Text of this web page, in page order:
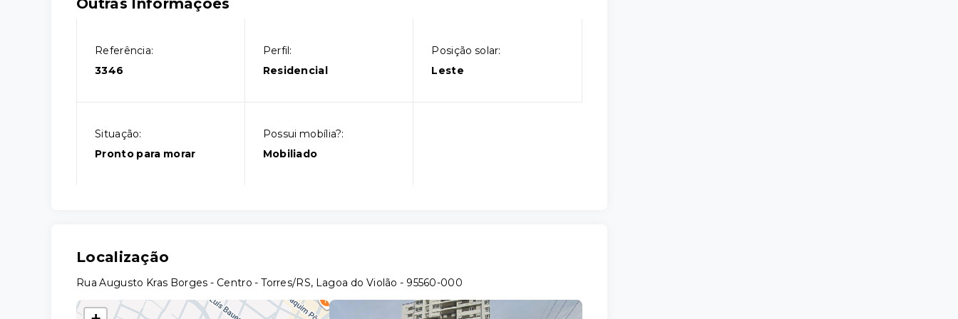
Outras Informações
Referência:
3346
Perfil:
Residencial
Posição solar:
Leste
Situação:
Pronto para morar
Possui mobília?:
Mobiliado
Localização
Rua Augusto Kras Borges - Centro - Torres/RS, Lagoa do Violão - 95560-000